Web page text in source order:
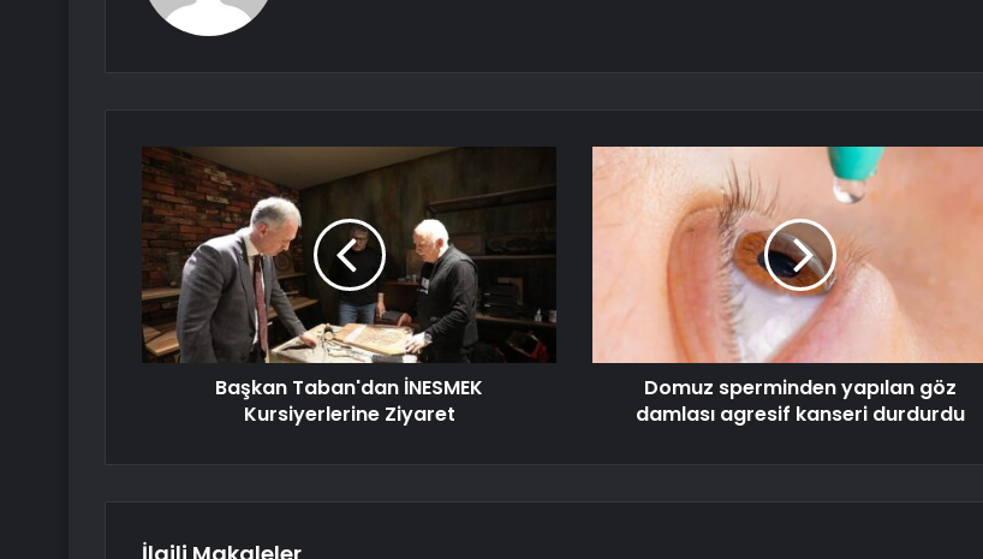
Başkan Taban'dan İNESMEK
Kursiyerlerine Ziyaret
Domuz sperminden yapılan göz
damlası agresif kanseri durdurdu